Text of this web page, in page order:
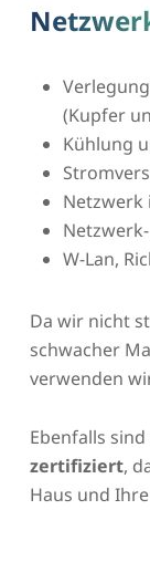
(Kupfer
Kühlung
Netzwerk
W-Lan,
Da wir nicht
schwacher
verwenden
Ebenfalls
zertifiziert,
Haus und